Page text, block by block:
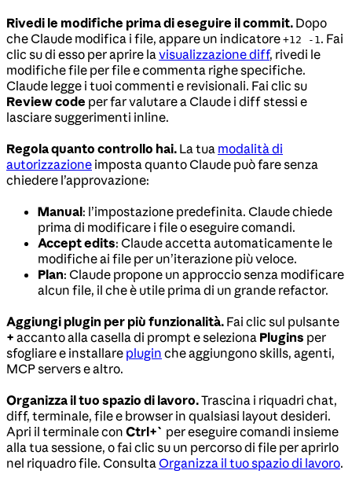
Rivedi le modifiche prima di eseguire il commit. Dopo
che Claude modifica i file, appare un indicatore +12 -1 . Fai
clic su di esso per aprire la visualizzazione diff, rivedi le
modifiche file per file e commenta righe specifiche.
Claude legge i tuoi commenti e revisionali. Fai clic su
Review code per far valutare a Claude i diff stessi e
lasciare suggerimenti inline.
Regola quanto controllo hai. La tua modalità di
autorizzazione imposta quanto Claude può fare senza
chiedere l’approvazione:
Manual: l’impostazione predefinita. Claude chiede
prima di modificare i file o eseguire comandi.
Accept edits: Claude accetta automaticamente le
modifiche ai file per un’iterazione più veloce.
Plan: Claude propone un approccio senza modificare
alcun file, il che è utile prima di un grande refactor.
Aggiungi plugin per più funzionalità. Fai clic sul pulsante
+ accanto alla casella di prompt e seleziona Plugins per
sfogliare e installare plugin che aggiungono skills, agenti,
MCP servers e altro.
Organizza il tuo spazio di lavoro.Trascina i riquadri chat,
diff, terminale, file e browser in qualsiasi layout desideri.
Apri il terminale con Ctrl+` per eseguire comandi insieme
alla tua sessione, o fai clic su un percorso di file per aprirlo
nel riquadro file. Consulta Organizza il tuo spazio di lavoro.